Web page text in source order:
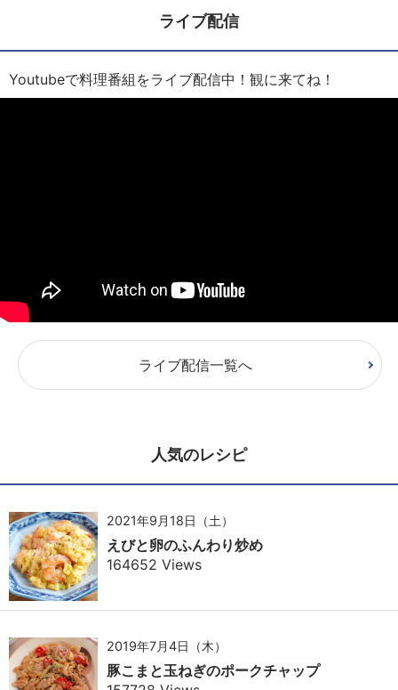
ライブ配信
Youtubeで料理番組をライブ配信中！観に来てね！
ライブ配信一覧へ
人気のレシピ
2021年9月18日（土）
えびと卵のふんわり炒め
164652 Views
2019年7月4日（木）
豚こまと玉ねぎのポークチャップ